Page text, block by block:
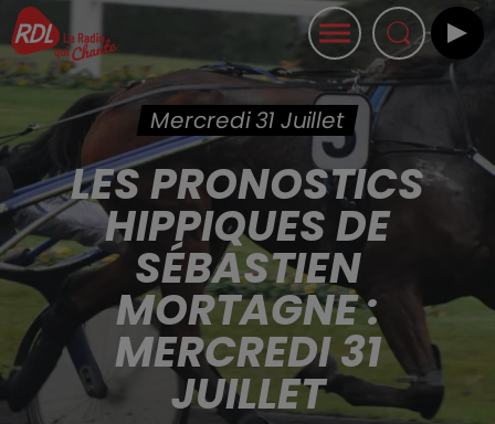
Mercredi 31 Juillet
LES PRONOSTICS
HIPPIQUES DE
SÉBASTIEN
MORTAGNE :
MERCREDI 31
JUILLET